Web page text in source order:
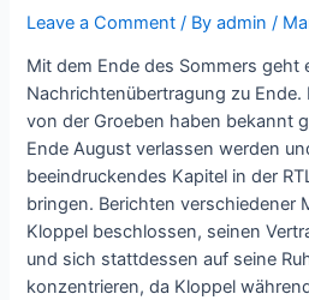
Leave a Comment / Byadmin/
Mit dem Ende des Sommers geht
Nachrichtenübertragung zu Ende.
von der Groeben haben bekannt
Ende August verlassen werden
beeindruckendes Kapitel in der
bringen. Berichten verschiedener
Kloppel beschlossen, seinen
und sich stattdessen auf seine
konzentrieren, da Kloppel